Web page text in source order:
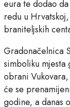
eura te dodao
redu u
braniteljskih
Gradonačelnica
simboliku
obrani
će se
godine, a danas